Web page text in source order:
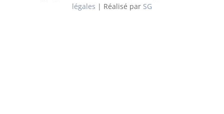
légales | Réalisé par SG